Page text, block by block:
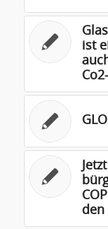
ist
den